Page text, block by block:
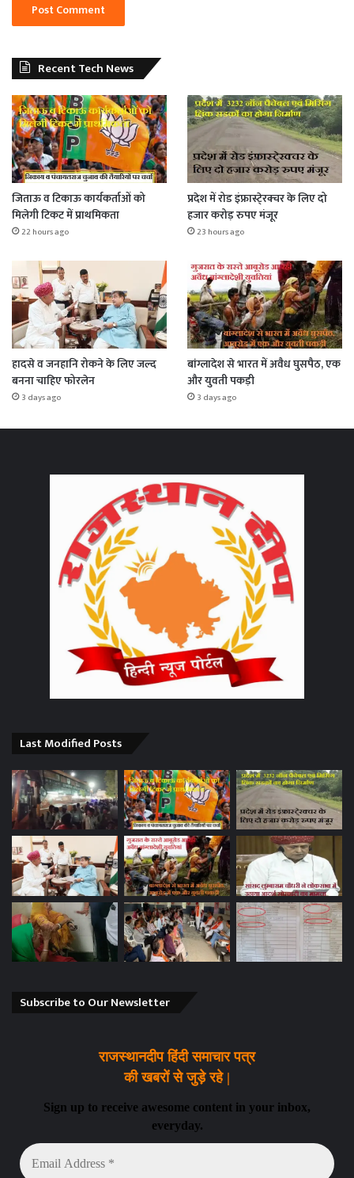
Recent Tech News
जिताऊ व टिकाऊ कार्यकर्ताओं को
मिलेगी टिकट में प्राथमिकता
22 hours ago
प्रदेश में रोड इंफ्रास्टे्रक्चर के लिए दो
हजार करोड़ रुपए मंजूर
23 hours ago
हादसे व जनहानि रोकने के लिए जल्द
बनना चाहिए फोरलेन
3 days ago
बांग्लादेश से भारत में अवैध घुसपैठ, एक
और युवती पकड़ी
3 days ago
Last Modified Posts
Subscribe to Our Newsletter
राजस्थानदीप हिंदी समाचार पत्र
की खबरों से जुड़े रहे |
Sign up to receive awesome content in your inbox,
everyday.
Email
Address